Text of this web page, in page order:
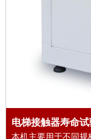
电梯接触器寿命试
本机主要用于不同规